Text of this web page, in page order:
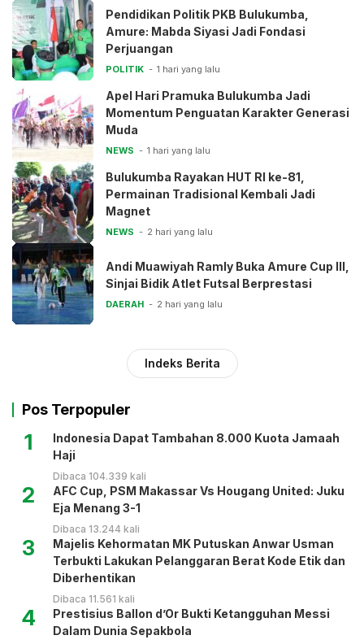
Pendidikan Politik PKB Bulukumba,
Amure: Mabda Siyasi Jadi Fondasi
Perjuangan
POLITIK 1 hari yang lalu
Apel Hari Pramuka Bulukumba Jadi
Momentum Penguatan Karakter Generasi
Muda
NEWS 1 hari yang lalu
Bulukumba Rayakan HUT RI ke-81,
Permainan Tradisional Kembali Jadi
Magnet
NEWS 2 hari yang lalu
Andi Muawiyah Ramly Buka Amure Cup III,
Sinjai Bidik Atlet Futsal Berprestasi
DAERAH 2 hari yang lalu
Indeks Berita
Pos Terpopuler
1
Indonesia Dapat Tambahan 8.000 Kuota Jamaah
Haji
Dibaca 104.339 kali
2
AFC Cup, PSM Makassar Vs Hougang United: Juku
Eja Menang 3-1
Dibaca 13.244 kali
3
Majelis Kehormatan MK Putuskan Anwar Usman
Terbukti Lakukan Pelanggaran Berat Kode Etik dan
Diberhentikan
Dibaca 11.561 kali
4
Prestisius Ballon d’Or Bukti Ketangguhan Messi
Dalam Dunia Sepakbola